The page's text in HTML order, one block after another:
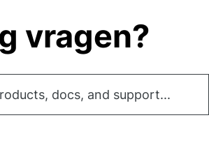
vragen?
docs, and support...